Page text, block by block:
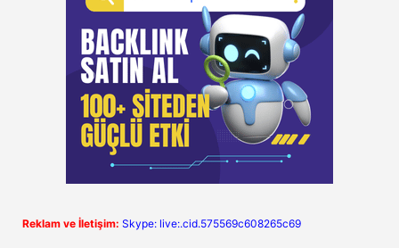
Reklam ve İletişim: Skype: live:.cid.575569c608265c69